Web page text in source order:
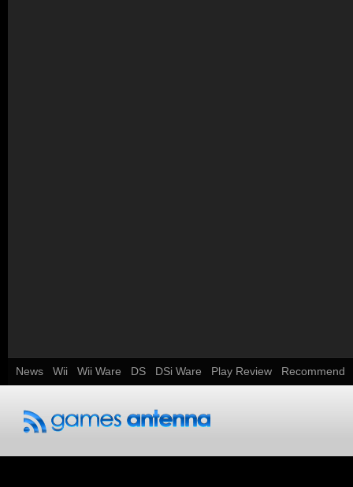
News Wii Wii Ware DS DSi Ware Play Review Recommend